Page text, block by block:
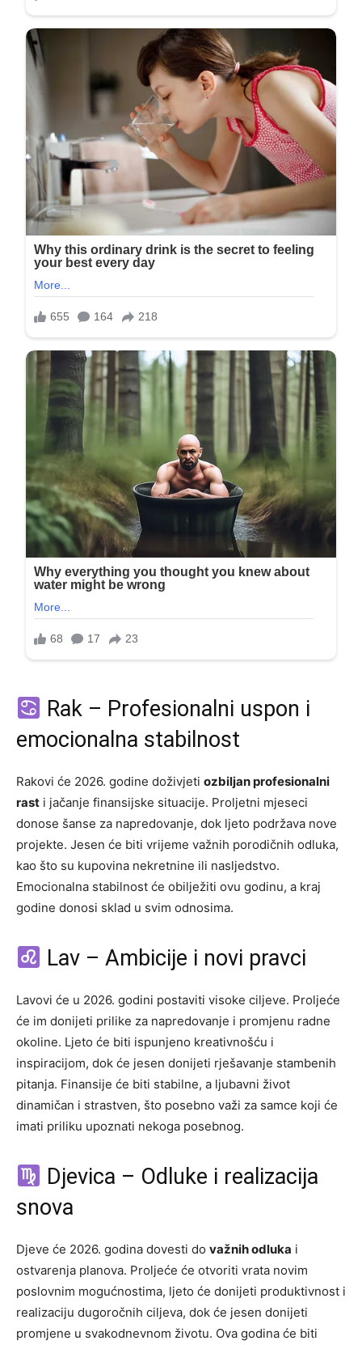
Rak – Profesionalni uspon i
emocionalna stabilnost
Rakovi će 2026. godine doživjeti ozbiljan profesionalni
rast i jačanje finansijske situacije. Proljetni mjeseci
donose šanse za napredovanje, dok ljeto podržava nove
projekte. Jesen će biti vrijeme važnih porodičnih odluka,
kao što su kupovina nekretnine ili nasljedstvo.
Emocionalna stabilnost će obilježiti ovu godinu, a kraj
godine donosi sklad u svim odnosima.
Lav – Ambicije i novi pravci
Lavovi će u 2026. godini postaviti visoke ciljeve. Proljeće
će im donijeti prilike za napredovanje i promjenu radne
okoline. Ljeto će biti ispunjeno kreativnošću i
inspiracijom, dok će jesen donijeti rješavanje stambenih
pitanja. Finansije će biti stabilne, a ljubavni život
dinamičan i strastven, što posebno važi za samce koji će
imati priliku upoznati nekoga posebnog.
Djevica – Odluke i realizacija
snova
Djeve će 2026. godina dovesti do važnih odluka i
ostvarenja planova. Proljeće će otvoriti vrata novim
poslovnim mogućnostima, ljeto će donijeti produktivnost i
realizaciju dugoročnih ciljeva, dok će jesen donijeti
promjene u svakodnevnom životu. Ova godina će biti